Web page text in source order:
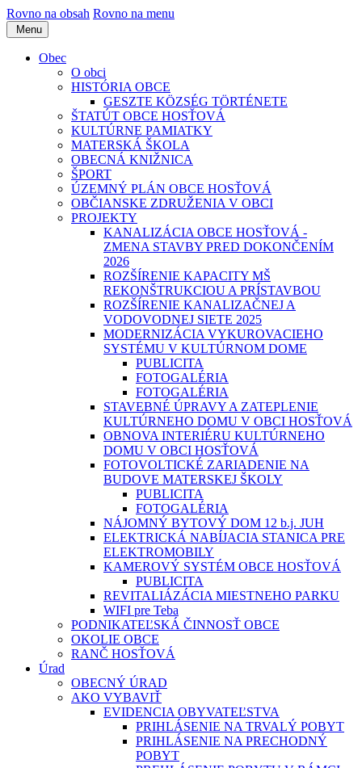
Rovno na obsah Rovno na menu
Menu
Obec
O obci
HISTÓRIA OBCE
GESZTE KÖZSÉG TÖRTÉNETE
ŠTATÚT OBCE HOSŤOVÁ
KULTÚRNE PAMIATKY
MATERSKÁ ŠKOLA
OBECNÁ KNIŽNICA
ŠPORT
ÚZEMNÝ PLÁN OBCE HOSŤOVÁ
OBČIANSKE ZDRUŽENIA V OBCI
PROJEKTY
KANALIZÁCIA OBCE HOSŤOVÁ -
ZMENA STAVBY PRED DOKONČENÍM
2026
ROZŠÍRENIE KAPACITY MŠ
REKONŠTRUKCIOU A PRÍSTAVBOU
ROZŠÍRENIE KANALIZAČNEJ A
VODOVODNEJ SIETE 2025
MODERNIZÁCIA VYKUROVACIEHO
SYSTÉMU V KULTÚRNOM DOME
PUBLICITA
FOTOGALÉRIA
FOTOGALÉRIA
STAVEBNÉ ÚPRAVY A ZATEPLENIE
KULTÚRNEHO DOMU V OBCI HOSŤOVÁ
OBNOVA INTERIÉRU KULTÚRNEHO
DOMU V OBCI HOSŤOVÁ
FOTOVOLTICKÉ ZARIADENIE NA
BUDOVE MATERSKEJ ŠKOLY
PUBLICITA
FOTOGALÉRIA
NÁJOMNÝ BYTOVÝ DOM 12 b.j. JUH
ELEKTRICKÁ NABÍJACIA STANICA PRE
ELEKTROMOBILY
KAMEROVÝ SYSTÉM OBCE HOSŤOVÁ
PUBLICITA
REVITALIÁZÁCIA MIESTNEHO PARKU
WIFI pre Teba
PODNIKATEĽSKÁ ČINNOSŤ OBCE
OKOLIE OBCE
RANČ HOSŤOVÁ
Úrad
OBECNÝ ÚRAD
AKO VYBAVIŤ
EVIDENCIA OBYVATEĽSTVA
PRIHLÁSENIE NA TRVALÝ POBYT
PRIHLÁSENIE NA PRECHODNÝ
POBYT